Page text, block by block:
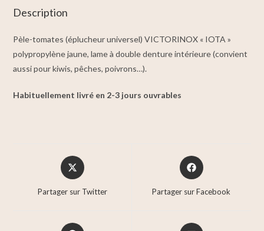
Description
Pèle-tomates (éplucheur universel) VICTORINOX « IOTA »
polypropylène jaune, lame à double denture intérieure (convient
aussi pour kiwis, pêches, poivrons…).
Habituellement livré en 2-3 jours ouvrables
Partager sur Twitter Partager sur Facebook